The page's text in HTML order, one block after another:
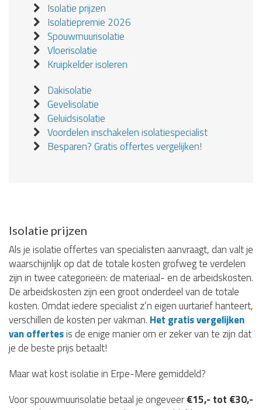
Isolatie prijzen
Isolatiepremie 2026
Spouwmuurisolatie
Vloerisolatie
Kruipkelder isoleren
Dakisolatie
Gevelisolatie
Geluidsisolatie
Voordelen inschakelen isolatiespecialist
Besparen? Gratis offertes vergelijken!
Isolatie prijzen
Als je isolatie offertes van specialisten aanvraagt, dan valt je
waarschijnlijk op dat de totale kosten grofweg te verdelen
zijn in twee categorieën: de materiaal- en de arbeidskosten.
De arbeidskosten zijn een groot onderdeel van de totale
kosten. Omdat iedere specialist z’n eigen uurtarief hanteert,
verschillen de kosten per vakman. Het gratis vergelijken
van offertesis de enige manier om er zeker van te zijn dat
je de beste prijs betaalt!
Maar wat kost isolatie in Erpe-Mere gemiddeld?
Voor spouwmuurisolatie betaal je ongeveer€15,- tot €30,-